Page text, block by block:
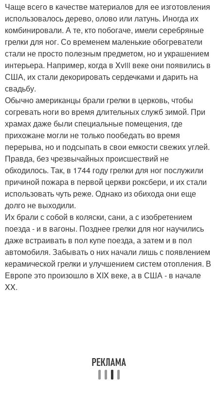
Чаще всего в качестве материалов для ее изготовления
использовалось дерево, олово или латунь. Иногда их
комбинировали. А те, кто побогаче, имели серебряные
грелки для ног. Со временем маленькие обогреватели
стали не просто полезным предметом, но и украшением
интерьера. Например, когда в Xviii веке они появились в
США, их стали декорировать сердечками и дарить на
свадьбу.
Обычно американцы брали грелки в церковь, чтобы
согревать ноги во время длительных служб зимой. При
храмах даже были специальные помещения, где
прихожане могли не только пообедать во время
перерыва, но и подсыпать в свои емкости свежих углей.
Правда, без чрезвычайных происшествий не
обходилось. Так, в 1744 году грелки для ног послужили
причиной пожара в первой церкви роксбери, и их стали
использовать чуть реже. Однако из обихода они еще
долго не выходили.
Их брали с собой в коляски, сани, а с изобретением
поезда - и в вагоны. Позднее грелки для ног научились
даже встраивать в пол купе поезда, а затем и в пол
автомобиля. Забывать о них начали лишь с появлением
керамической грелки и улучшением систем отопления. В
Европе это произошло в XIX веке, а в США - в начале
XX.